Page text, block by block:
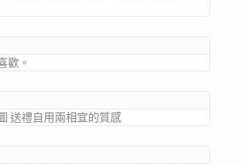
歡。
送禮自用兩相宜的質感